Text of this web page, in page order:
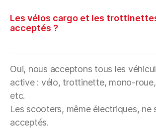
Les vélos cargo et les
acceptés ?
Oui, nous acceptons tous les
active : vélo, trottinette, mono-
etc.
Les scooters, même électriques, ne
acceptés.